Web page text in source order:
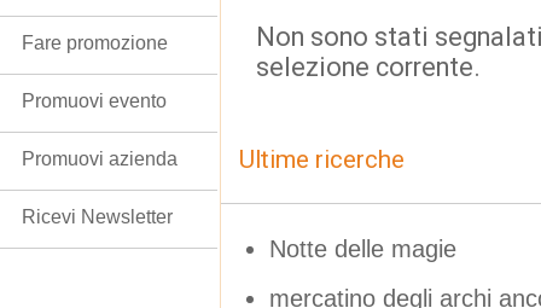
Non sono stati
selezione corrente.
Ultime ricerche
Notte delle magie
mercatino degli archi
Fare promozione
Promuovi evento
Promuovi azienda
Ricevi Newsletter